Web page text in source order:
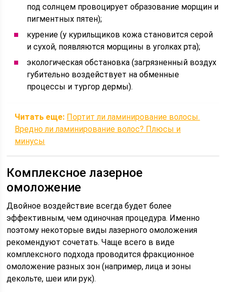
под солнцем провоцирует образование морщин и
пигментных пятен);
курение (у курильщиков кожа становится серой
и сухой, появляются морщины в уголках рта);
экологическая обстановка (загрязненный воздух
губительно воздействует на обменные
процессы и тургор дермы).
Читать еще: Портит ли ламинирование волосы.
Вредно ли ламинирование волос? Плюсы и
минусы
Комплексное лазерное
омоложение
Двойное воздействие всегда будет более
эффективным, чем одиночная процедура. Именно
поэтому некоторые виды лазерного омоложения
рекомендуют сочетать. Чаще всего в виде
комплексного подхода проводится фракционное
омоложение разных зон (например, лица и зоны
декольте, шеи или рук).